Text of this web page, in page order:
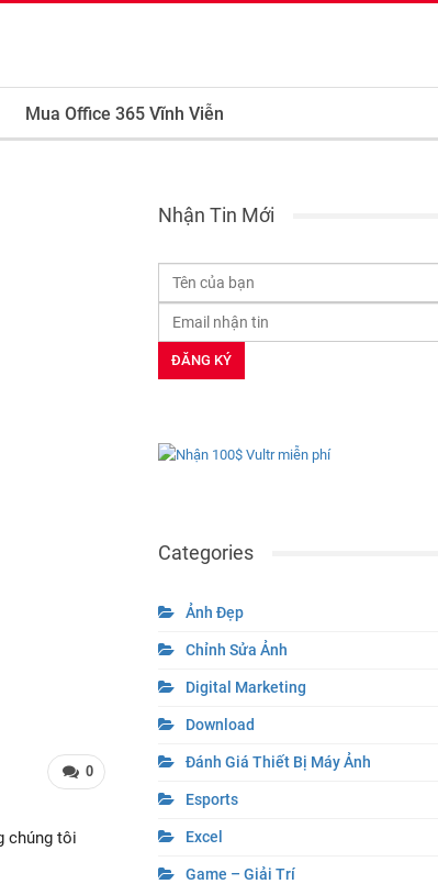
Mua Office 365 Vĩnh Viễn
0
chúng tôi
Nhận Tin Mới
Categories
Ảnh Đẹp
Chỉnh Sửa Ảnh
Digital Marketing
Download
Đánh Giá Thiết Bị Máy Ảnh
Esports
Excel
Game – Giải Trí